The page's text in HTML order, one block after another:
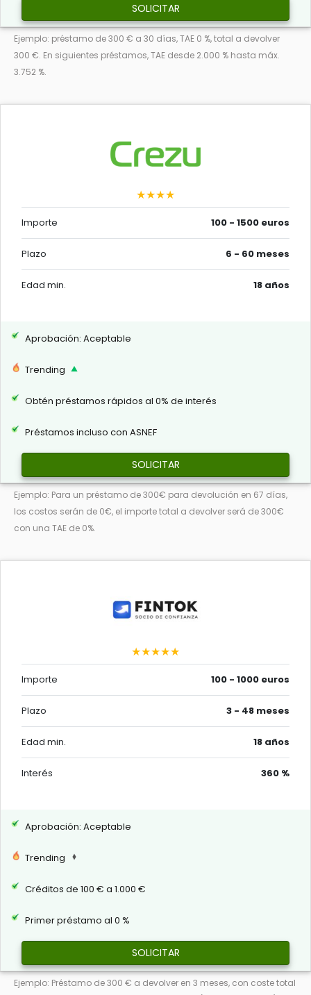
SOLICITAR
Ejemplo: préstamo de 300 € a 30 días, TAE 0 %, total a devolver
300 €. En siguientes préstamos, TAE desde 2.000 % hasta máx.
3.752 %.
★★★★
Importe 100 - 1500 euros
Plazo 6 - 60 meses
Edad min. 18 años
Aprobación: Aceptable
Trending
Obtén préstamos rápidos al 0% de interés
Préstamos incluso con ASNEF
SOLICITAR
Ejemplo: Para un préstamo de 300€ para devolución en 67 días,
los costos serán de 0€, el importe total a devolver será de 300€
con una TAE de 0%.
★★★★★
Importe 100 - 1000 euros
Plazo 3 - 48 meses
Edad min. 18 años
Interés 360 %
Aprobación: Aceptable
Trending
Créditos de 100 € a 1.000 €
Primer préstamo al 0 %
SOLICITAR
Ejemplo: Préstamo de 300 € a devolver en 3 meses, con coste total